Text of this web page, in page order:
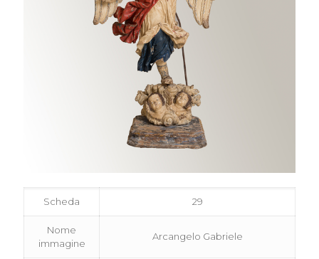
Scheda 29
Nome
immagine
Arcangelo Gabriele